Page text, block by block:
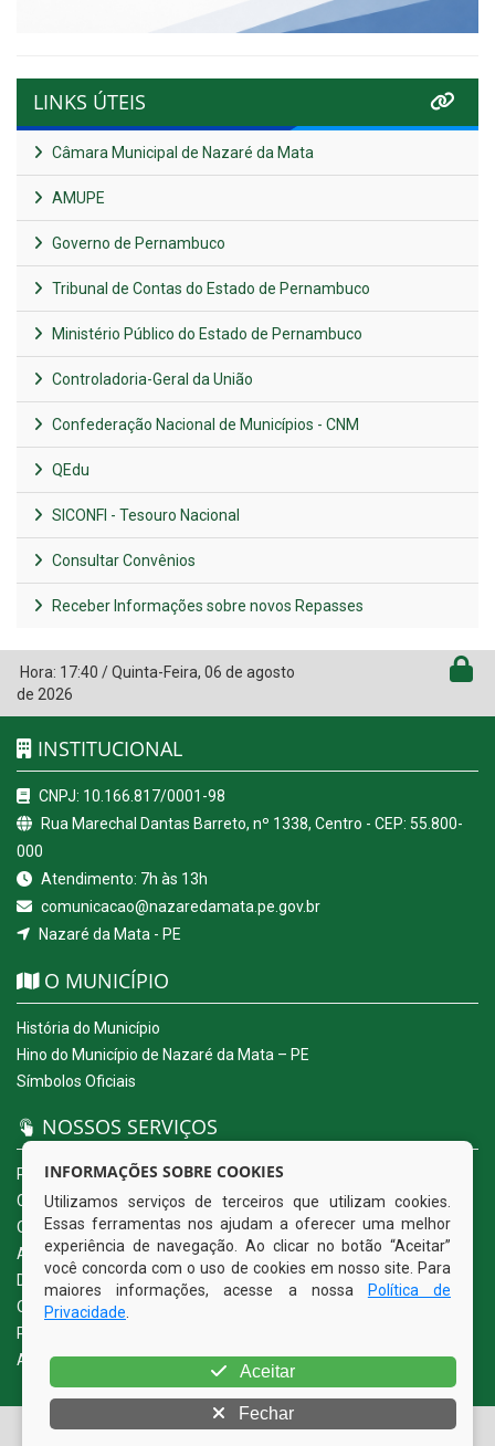
LINKS ÚTEIS
Câmara Municipal de Nazaré da Mata
AMUPE
Governo de Pernambuco
Tribunal de Contas do Estado de Pernambuco
Ministério Público do Estado de Pernambuco
Controladoria-Geral da União
Confederação Nacional de Municípios - CNM
QEdu
SICONFI - Tesouro Nacional
Consultar Convênios
Receber Informações sobre novos Repasses
Hora: 17:40 /Quinta-Feira, 06 de agosto
de 2026
INSTITUCIONAL
CNPJ: 10.166.817/0001-98
Rua Marechal Dantas Barreto, nº 1338, Centro - CEP: 55.800-
000
Atendimento: 7h às 13h
comunicacao@nazaredamata.pe.gov.br
Nazaré da Mata - PE
O MUNICÍPIO
História do Município
Hino do Município de Nazaré da Mata – PE
Símbolos Oficiais
NOSSOS SERVIÇOS
Portal da Transparência
Carta de Serviços ao Usuário
Ouvidoria Eletrônica
Acesso a Informação (eSIC)
Diário Oficial
Quadro de Avisos
Política de Privacidade
Acessibilidade
© Copyright 2026 Prefeitura Municipal de Nazaré da Mata |
INFORMAÇÕES SOBRE COOKIES
Utilizamos serviços de terceiros que utilizam cookies.
Essas ferramentas nos ajudam a oferecer uma melhor
experiência de navegação. Ao clicar no botão “Aceitar”
você concorda com o uso de cookies em nosso site. Para
maiores informações, acesse a nossa
Política de
Privacidade
Aceitar
Fechar